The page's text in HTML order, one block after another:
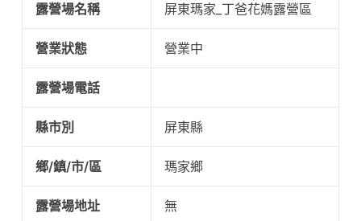
露營場名稱 屏東瑪家_丁爸花媽露營區
營業狀態 營業中
露營場電話
縣市別 屏東縣
鄉/鎮/市/區 瑪家鄉
露營場地址 無